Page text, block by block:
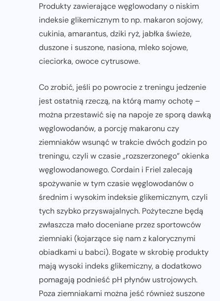
Produkty zawierające węglowodany o niskim
indeksie glikemicznym to np. makaron sojowy,
cukinia, amarantus, dziki ryż, jabłka świeże,
duszone i suszone, nasiona, mleko sojowe,
cieciorka, owoce cytrusowe.
Co zrobić, jeśli po powrocie z treningu jedzenie
jest ostatnią rzeczą, na którą mamy ochotę –
można przestawić się na napoje ze sporą dawką
węglowodanów, a porcję makaronu czy
ziemniaków wsunąć w trakcie dwóch godzin po
treningu, czyli w czasie „rozszerzonego” okienka
węglowodanowego. Cordain i Friel zalecają
spożywanie w tym czasie węglowodanów o
średnim i wysokim indeksie glikemicznym, czyli
tych szybko przyswajalnych. Pożyteczne będą
zwłaszcza mało doceniane przez sportowców
ziemniaki (kojarzące się nam z kalorycznymi
obiadkami u babci). Bogate w skrobię produkty
mają wysoki indeks glikemiczny, a dodatkowo
pomagają podnieść pH płynów ustrojowych.
Poza ziemniakami można jeść również suszone